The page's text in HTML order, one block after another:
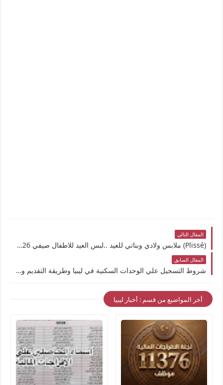
المقال التالي
(Plissé) ملابس ولادي وبناتي للعيد ..لبس العيد للاطفال صيفي 2026
المقال السابق
شروط التسجيل علي الوحدات السكنية في ليبيا وطريقة التقديم وموعد توزيع المساكن على المتضررين والمستفيدين
أخر المواضيع من قسم : أخبار ليبيا